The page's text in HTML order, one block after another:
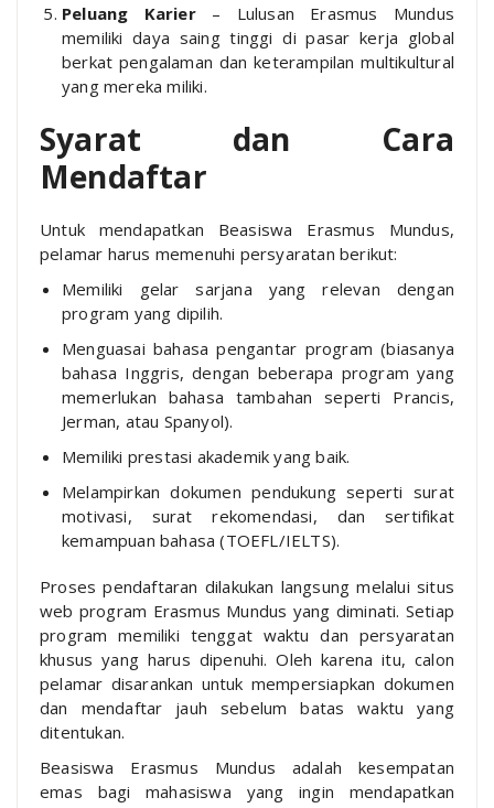
Peluang Karier– Lulusan Erasmus Mundus
memiliki daya saing tinggi di pasar kerja global
berkat pengalaman dan keterampilan multikultural
yang mereka miliki.
Syarat dan Cara
Mendaftar
Untuk mendapatkan Beasiswa Erasmus Mundus,
pelamar harus memenuhi persyaratan berikut:
Memiliki gelar sarjana yang relevan dengan
program yang dipilih.
Menguasai bahasa pengantar program (biasanya
bahasa Inggris, dengan beberapa program yang
memerlukan bahasa tambahan seperti Prancis,
Jerman, atau Spanyol).
Memiliki prestasi akademik yang baik.
Melampirkan dokumen pendukung seperti surat
motivasi, surat rekomendasi, dan sertifikat
kemampuan bahasa (TOEFL/IELTS).
Proses pendaftaran dilakukan langsung melalui situs
web program Erasmus Mundus yang diminati. Setiap
program memiliki tenggat waktu dan persyaratan
khusus yang harus dipenuhi. Oleh karena itu, calon
pelamar disarankan untuk mempersiapkan dokumen
dan mendaftar jauh sebelum batas waktu yang
ditentukan.
Beasiswa Erasmus Mundus adalah kesempatan
emas bagi mahasiswa yang ingin mendapatkan